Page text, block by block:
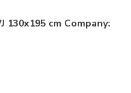
cm Company: